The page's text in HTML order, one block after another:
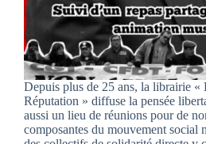
Depuis plus de 25 ans, la librairie «
Réputation » diffuse la pensée
aussi un lieu de réunions pour de
composantes du mouvement social